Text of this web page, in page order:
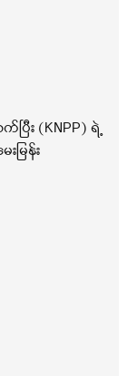
ြီး (KNPP) ရဲ့
ြန်း